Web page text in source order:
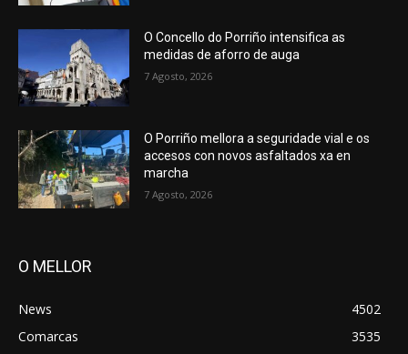
O Concello do Porriño intensifica as
medidas de aforro de auga
7 Agosto, 2026
O Porriño mellora a seguridade vial e os
accesos con novos asfaltados xa en
marcha
7 Agosto, 2026
O MELLOR
News
4502
Comarcas
3535